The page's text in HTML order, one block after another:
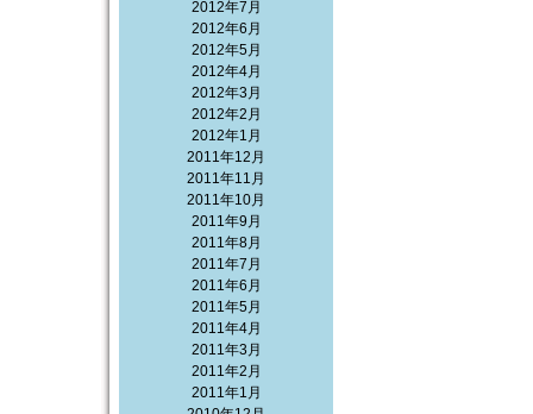
2012年7月
2012年6月
2012年5月
2012年4月
2012年3月
2012年2月
2012年1月
2011年12月
2011年11月
2011年10月
2011年9月
2011年8月
2011年7月
2011年6月
2011年5月
2011年4月
2011年3月
2011年2月
2011年1月